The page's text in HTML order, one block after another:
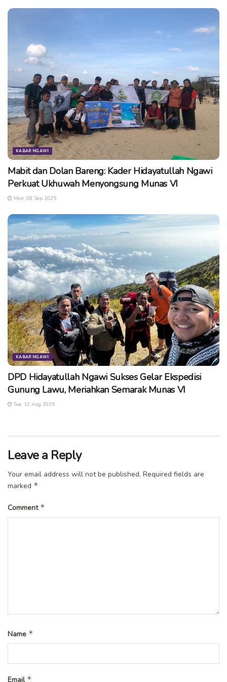
dibuat dengan desain yang menarik sehingga bisa menjadi
untuk properti komersial, seperti kantor atau pertokoan.
|greeners.co
baterai batery clean energy energi
listri
teknologi
tesla
KABAR NGAWI
Mabit dan Dolan Bareng: Kader Hidayatullah Ngawi
Perkuat Ukhuwah Menyongsung Munas VI
Mon, 08 Sep 2025
KABAR NGAWI
DPD Hidayatullah Ngawi Sukses Gelar Ekspedisi
Gunung Lawu, Meriahkan Semarak Munas VI
Tue, 12 Aug 2025
Leave a Reply
Your email address will not be published. Required fields are
marked *
Comment *
Name *
Email *